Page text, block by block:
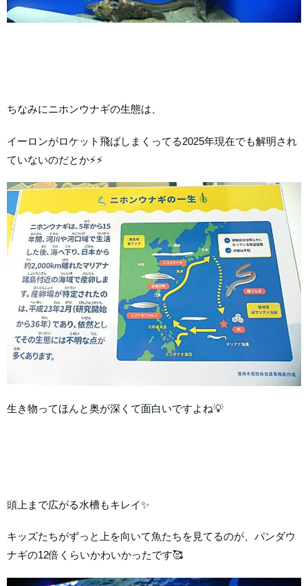
ちなみにニホンウナギの生態は、
イーロンがロケット飛ばしまくってる2025年現在でも解明され
ていないのだとか⚡⚡
生き物ってほんと奥が深くて面白いですよね💡
頭上まで広がる水槽もキレイ✨
キッズたちがずっと上を向いて魚たちを見てるのが、パンダウ
ナギの12倍くらいかわいかったです🥰